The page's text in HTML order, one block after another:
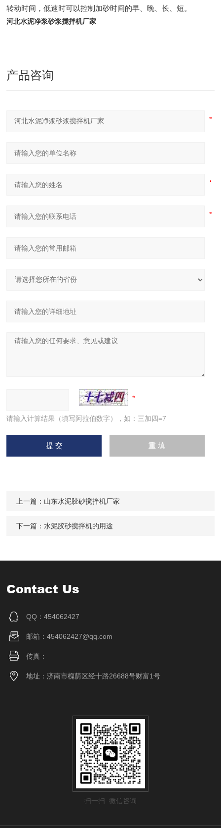
转动时间，低速时可以控制加砂时间的早、晚、长、短。
河北水泥净浆砂浆搅拌机厂家
产品咨询
请输入计算结果（填写阿拉伯数字），如：三加四=7
上一篇： 山东水泥胶砂搅拌机厂家
下一篇：水泥胶砂搅拌机的用途
Contact Us
QQ：454062427
邮箱：454062427@qq.com
传真：
地址：济南市槐荫区经十路26688号财富1号
扫一扫 微信咨询